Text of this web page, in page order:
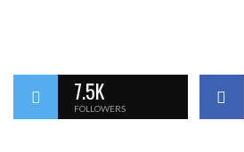
7.5K
FOLLOWERS